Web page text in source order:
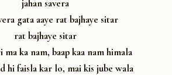
jahan savera
gata aaye rat bajhaye sitar
rat bajhaye sitar
ma ka nam, baap kaa nam himala
hi faisla kar lo, mai kis jube wala